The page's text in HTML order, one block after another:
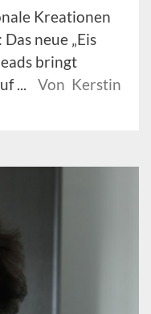
Kreationen
neue „Eis
bringt
...
Von Kerstin